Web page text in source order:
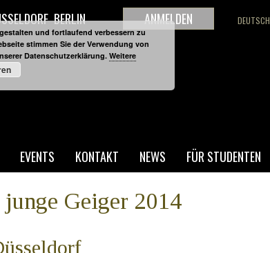
EVENTS KONTAKT NEWS FÜR STUDENTEN
BERLIN ANMELDEN DEUTSCH
Geiger 2014
und fortlaufend verbessern zu
stimmen Sie der Verwendung von
Datenschutzerklärung. Weitere